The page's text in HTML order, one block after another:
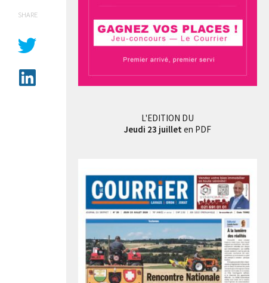
SHARE
L'EDITION DU
Jeudi 23 juillet en PDF